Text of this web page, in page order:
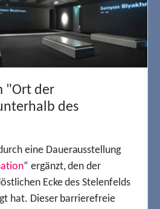
"Ort der
des
eine Dauerausstellung
“ ergänzt, den der
Ecke des Stelenfelds
hat. Dieser barrierefreie